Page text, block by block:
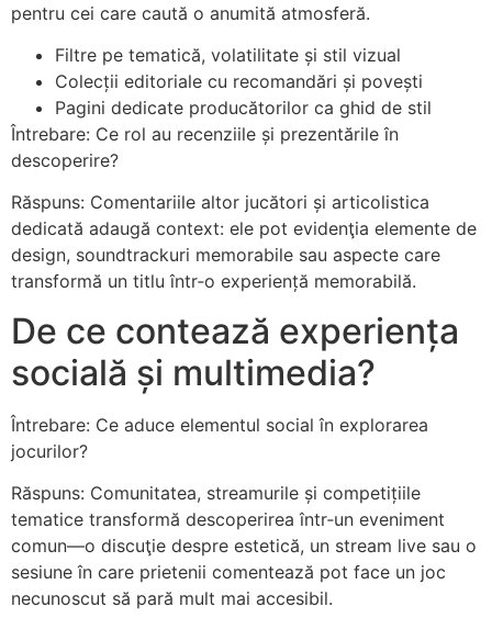
pentru cei care caută o anumită atmosferă.
Filtre pe tematică, volatilitate și stil vizual
Colecții editoriale cu recomandări și povești
Pagini dedicate producătorilor ca ghid de stil
Întrebare: Ce rol au recenziile și prezentările în
descoperire?
Răspuns: Comentariile altor jucători și articolistica
dedicată adaugă context: ele pot evidenţia elemente de
design, soundtrackuri memorabile sau aspecte care
transformă un titlu într‑o experiență memorabilă.
De ce contează experiența
socială și multimedia?
Întrebare: Ce aduce elementul social în explorarea
jocurilor?
Răspuns: Comunitatea, streamurile și competițiile
tematice transformă descoperirea într‑un eveniment
comun—o discuţie despre estetică, un stream live sau o
sesiune în care prietenii comentează pot face un joc
necunoscut să pară mult mai accesibil.